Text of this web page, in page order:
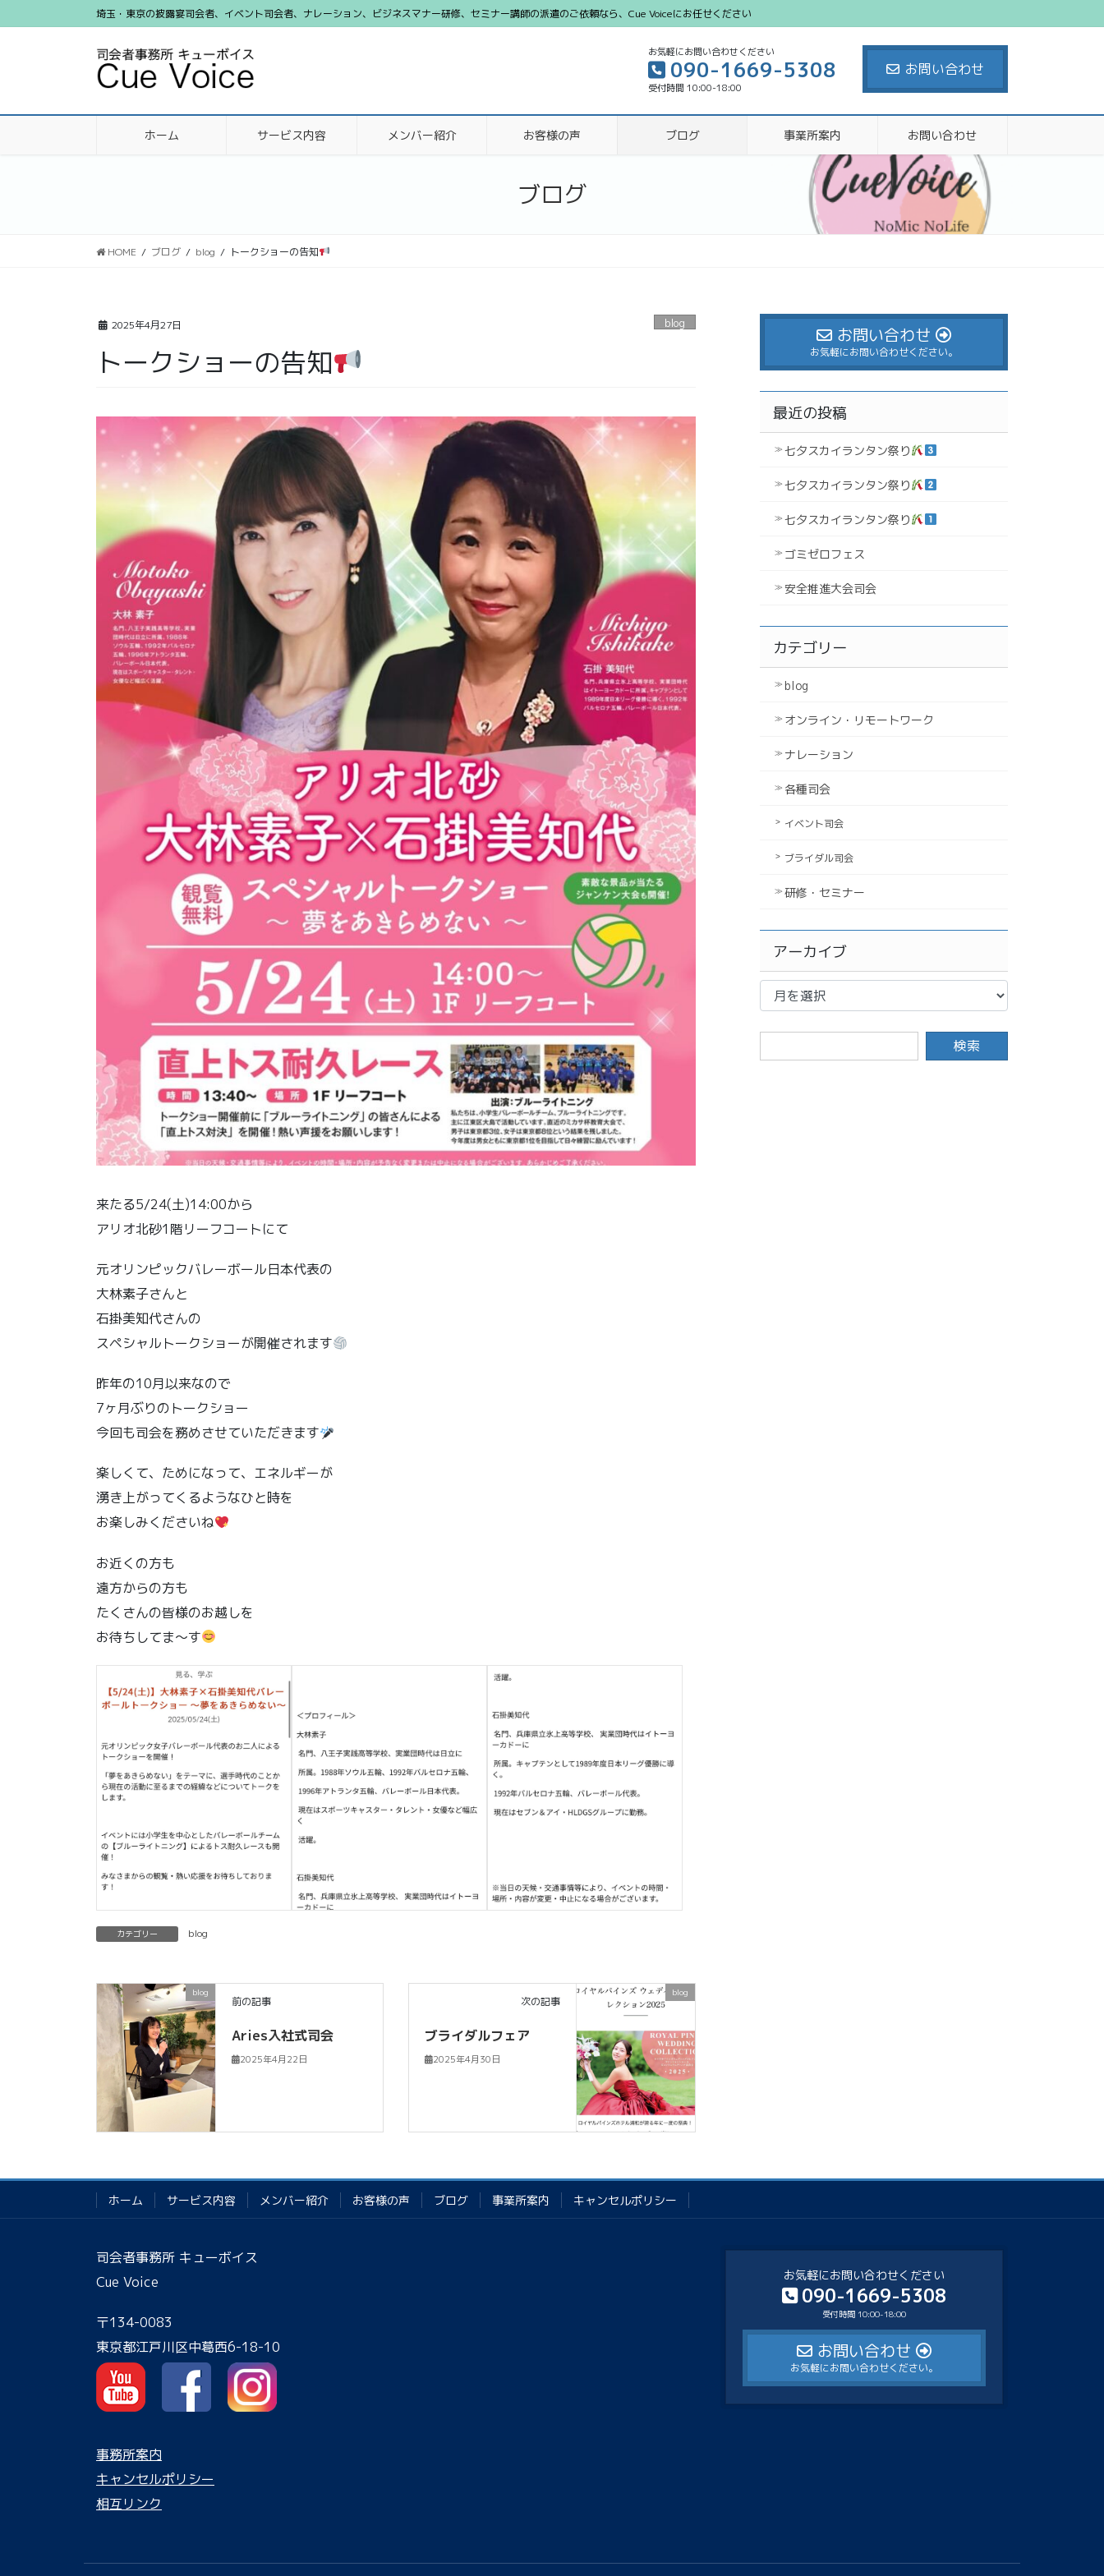
ン
ビ
埼玉・東京の披露宴司会者、イベント司会者、ナレーション、ビジネスマナー研修、セミナー講師の派遣のご依頼なら、Cue Voiceにお任せください
お気軽にお問い合わせください
090-1669-5308
受付時間 10:00-18:00
お問い合わせ
ホーム サービス内容 メンバー紹介 お客様の声 ブログ 事業所案内 お問い合わせ
ブログ
HOME ブログ blog トークショーの告知
2025年4月27日 blog
トークショーの告知
来たる5/24(土)14:00から
アリオ北砂1階リーフコートにて
元オリンピックバレーボール日本代表の
大林素子さんと
石掛美知代さんの
スペシャルトークショーが開催されます
昨年の10月以来なので
7ヶ月ぶりのトークショー
今回も司会を務めさせていただきます
楽しくて、ためになって、エネルギーが
湧き上がってくるようなひと時を
お楽しみくださいね
お近くの方も
遠方からの方も
たくさんの皆様のお越しを
お待ちしてま〜す
カテゴリー blog
blog
前の記事
Aries入社式司会
2025年4月22日
blog
次の記事
ブライダルフェア
2025年4月30日
お問い合わせ
お気軽にお問い合わせください。
最近の投稿
七夕スカイランタン祭り
七夕スカイランタン祭り
七夕スカイランタン祭り
ゴミゼロフェス
安全推進大会司会
カテゴリー
blog
オンライン・リモートワーク
ナレーション
各種司会
イベント司会
ブライダル司会
研修・セミナー
アーカイブ
ア
ブ
ホーム サービス内容 メンバー紹介 お客様の声 ブログ 事業所案内 キャンセルポリシー
司会者事務所 キューボイス
Cue Voice
〒134-0083
東京都江戸川区中葛西6-18-10
事務所案内
キャンセルポリシー
相互リンク
お気軽にお問い合わせください
090-1669-5308
受付時間 10:00-18:00
お問い合わせ
お気軽にお問い合わせください。